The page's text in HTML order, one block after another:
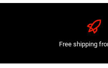
Free shipping